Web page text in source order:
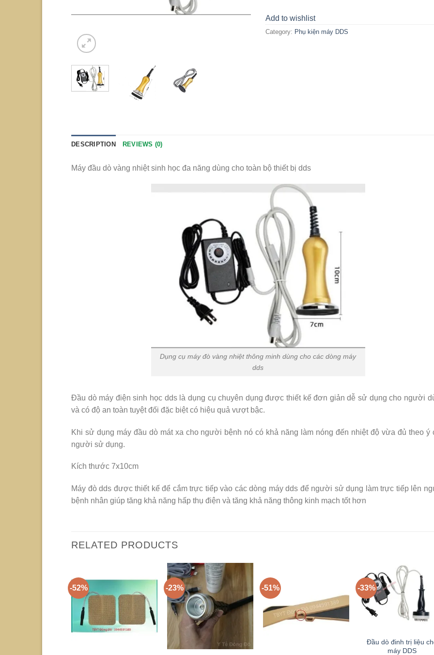
Add to wishlist
Category: Phụ kiện máy DDS
DESCRIPTION REVIEWS (0)
Máy đầu dò vàng nhiệt sinh học đa năng dùng cho toàn bộ thiết bị dds
Dụng cụ máy đò vàng nhiệt thông minh dùng cho các dòng máy
dds
Đầu dò máy điện sinh học dds là dụng cụ chuyên dụng được thiết kế đơn giản dễ sử dụng cho người
và có độ an toàn tuyệt đối đặc biệt có hiệu quả vượt bậc.
Khi sử dụng máy đầu dò mát xa cho người bệnh nó có khả năng làm nóng đến nhiệt độ vừa đủ theo ý
người sử dụng.
Kích thước 7x10cm
Máy đò dds được thiết kế để cắm trực tiếp vào các dòng máy dds để người sử dụng làm trực tiếp lên
bệnh nhân giúp tăng khả năng hấp thụ điện và tăng khả năng thông kinh mạch tốt hơn
RELATED PRODUCTS
-52% -23% -51% -33%
Đầu dò đinh trị liệu
máy DDS